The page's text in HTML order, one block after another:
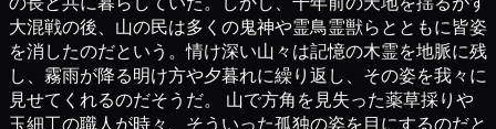
大混戦の後、山の民は多くの鬼神や霊鳥霊獣らとともに皆姿
を消したのだという。情け深い山々は記憶の木霊を地脈に残
し、霧雨が降る明け方や夕暮れに繰り返し、その姿を我々に
見せてくれるのだそうだ。 山で方角を見失った薬草採りや